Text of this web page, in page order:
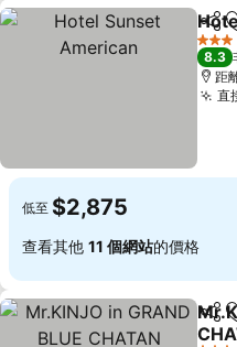
分享
3 星級
8.3
距
直
低至 $2,875
查看其他 11 個網站的價格
分享